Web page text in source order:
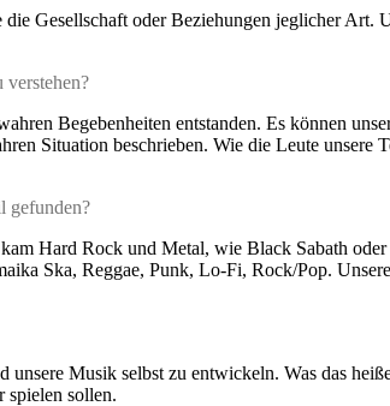
Gesellschaft oder Beziehungen jeglicher
verstehen?
Begebenheiten entstanden. Es können
Situation beschrieben. Wie die Leute unsere
gefunden?
Hard Rock und Metal, wie Black Sabath
Ska, Reggae, Punk, Lo-Fi, Rock/Pop.
Musik selbst zu entwickeln. Was das
spielen sollen.